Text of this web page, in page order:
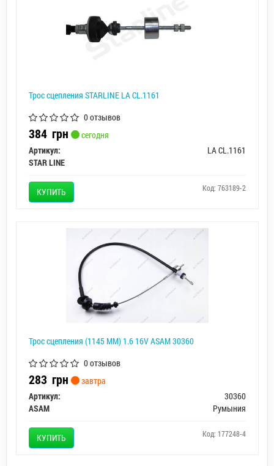
Трос сцепления STARLINE LA CL.1161
0 отзывов
384 грн
сегодня
Артикул:
LA CL.1161
STAR LINE
КУПИТЬ Код: 763189-2
Трос сцепления (1145 MM) 1.6 16V ASAM 30360
0 отзывов
283 грн
завтра
Артикул:
30360
ASAM
Румыния
КУПИТЬ Код: 177248-4